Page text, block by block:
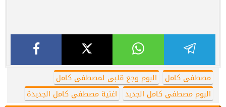
مصطفى كامل
البوم وجع قلبى لمصطفى كامل
البوم مصطفى كامل الجديد
اغنية مصطفى كامل الجديدة